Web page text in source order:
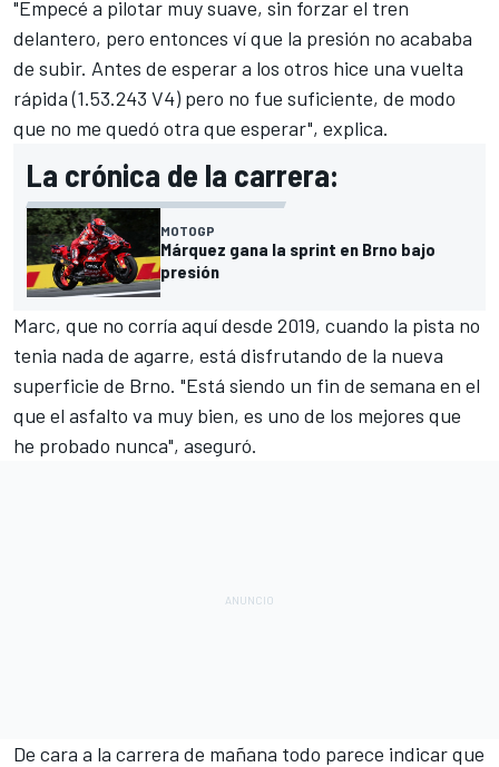
"Empecé a pilotar muy suave, sin forzar el tren
delantero, pero entonces ví que la presión no acababa
de subir. Antes de esperar a los otros hice una vuelta
rápida (1.53.243 V4) pero no fue suficiente, de modo
que no me quedó otra que esperar", explica.
La crónica de la carrera:
MOTOGP
Márquez gana la sprint en Brno bajo
presión
Marc, que no corría aquí desde 2019, cuando la pista no
tenia nada de agarre, está disfrutando de la nueva
superficie de Brno. "Está siendo un fin de semana en el
que el asfalto va muy bien, es uno de los mejores que
he probado nunca", aseguró.
De cara a la carrera de mañana todo parece indicar que